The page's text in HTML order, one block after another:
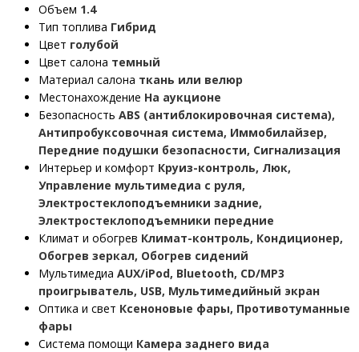
Объем 1.4
Тип топлива Гибрид
Цвет голубой
Цвет салона темный
Материал салона ткань или велюр
Местонахождение На аукционе
Безопасность ABS (антиблокировочная система),
Антипробуксовочная система, Иммобилайзер,
Передние подушки безопасности, Сигнализация
Интерьер и комфорт Круиз-контроль, Люк,
Управление мультимедиа с руля,
Электростеклоподъемники задние,
Электростеклоподъемники передние
Климат и обогрев Климат-контроль, Кондиционер,
Обогрев зеркал, Обогрев сидений
Мультимедиа AUX/iPod, Bluetooth, CD/MP3
проигрыватель, USB, Мультимедийный экран
Оптика и свет Ксеноновые фары, Противотуманные
фары
Система помощи Камера заднего вида